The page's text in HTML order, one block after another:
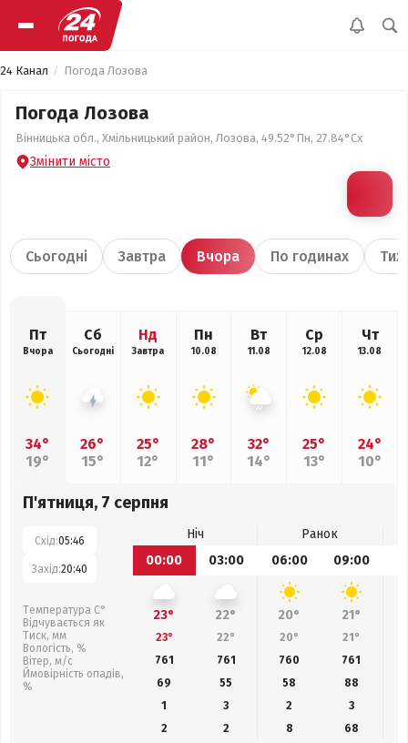
24 Канал Погода Лозова
Погода Лозова
Вінницька обл., Хмільницький район, Лозова, 49.52°Пн, 27.84°Сх
Змінити місто
Сьогодні Завтра Вчора По годинах
Пт
Вчора
34°
19°
Сб
Сьогодні
26°
15°
Нд
Завтра
25°
12°
Пн
10.08
28°
11°
Вт
11.08
32°
14°
Ср
12.08
25°
13°
Чт
13.08
24°
10°
П'ятниця, 7 серпня
Схід:05:46
Захід:20:40
Температура С°
Відчувається як
Тиск, мм
Вологість, %
Вітер, м/с
Ймовірність опадів,
%
Ніч
Ранок
00:00
03:00 06:00 09:00
23° 22° 20° 21°
23° 22° 20° 21°
761
761 760 761
69
55 58 88
1
3 2
3
2
2 8 68